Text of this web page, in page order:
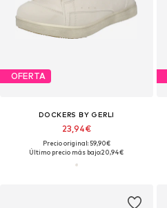
OFERTA
DOCKERS BY GERLI
23,94€
Precio original: 59,90€
Último precio más bajo:20,94€